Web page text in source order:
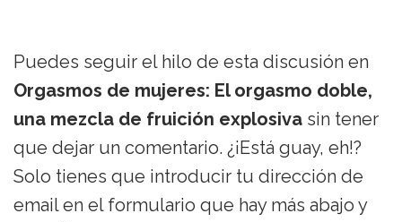
Puedes seguir el hilo de esta discusión en
Orgasmos de mujeres: El orgasmo doble,
una mezcla de fruición explosiva sin tener
que dejar un comentario. ¿¡Está guay, eh!?
Solo tienes que introducir tu dirección de
email en el formulario que hay más abajo y